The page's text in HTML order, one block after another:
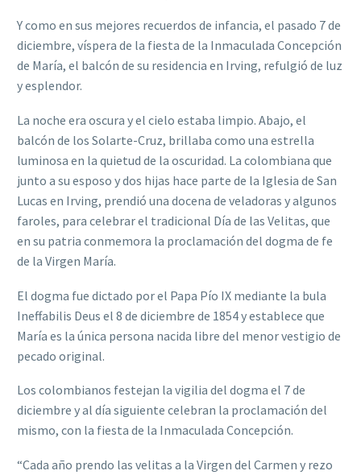
Y como en sus mejores recuerdos de infancia, el pasado 7 de
diciembre, víspera de la fiesta de la Inmaculada Concepción
de María, el balcón de su residencia en Irving, refulgió de luz
y esplendor.
La noche era oscura y el cielo estaba limpio. Abajo, el
balcón de los Solarte-Cruz, brillaba como una estrella
luminosa en la quietud de la oscuridad. La colombiana que
junto a su esposo y dos hijas hace parte de la Iglesia de San
Lucas en Irving, prendió una docena de veladoras y algunos
faroles, para celebrar el tradicional Día de las Velitas, que
en su patria conmemora la proclamación del dogma de fe
de la Virgen María.
El dogma fue dictado por el Papa Pío IX mediante la bula
Ineffabilis Deus el 8 de diciembre de 1854 y establece que
María es la única persona nacida libre del menor vestigio de
pecado original.
Los colombianos festejan la vigilia del dogma el 7 de
diciembre y al día siguiente celebran la proclamación del
mismo, con la fiesta de la Inmaculada Concepción.
“Cada año prendo las velitas a la Virgen del Carmen y rezo